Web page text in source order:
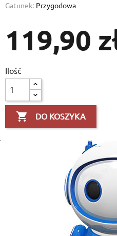
Add to wishlist
add_circle_outline Create new list
Wishlist name
You need to be logged in to
Gatunek: Przygodowa
119,90
Ilość
 DO KOSZYKA